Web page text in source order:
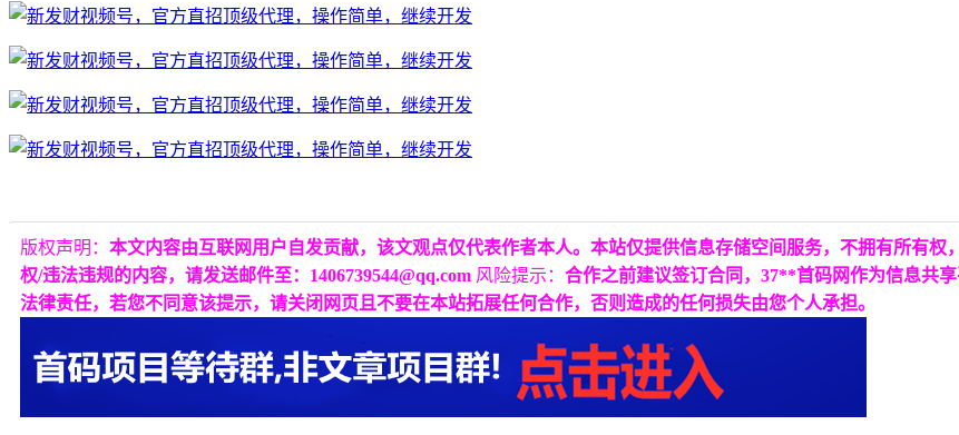
版权声明： 本文内容由互联网用户自发贡献，该文观点仅代表作者本人。本站仅提供信息存储空间服务，不拥有所有
权/违法违规的内容，请发送邮件至：1406739544@qq.com 风险提示： 合作之前建议签订合同，37**首码网作为信息共
法律责任，若您不同意该提示，请关闭网页且不要在本站拓展任何合作，否则造成的任何损失由您个人承担。